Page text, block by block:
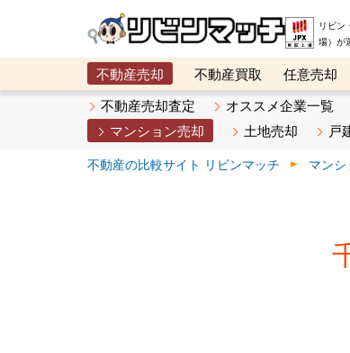
リビン
場）
不動産売却 不動産買取 任意売却
メタ住宅展示場
ベスト不動産カンパニ
不動産売却査定 オススメ企業一覧
マンション売却
土地売却 戸
不動産の比較サイト リビンマッチ マン